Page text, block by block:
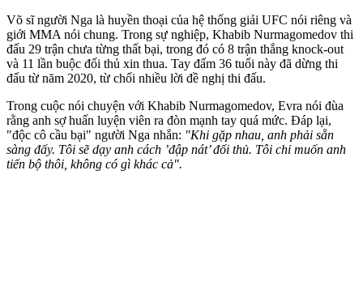
Võ sĩ người Nga là huyền thoại của hệ thống giải UFC nói riêng và
giới MMA nói chung. Trong sự nghiệp, Khabib Nurmagomedov thi
đấu 29 trận chưa từng thất bại, trong đó có 8 trận thắng knock-out
và 11 lần buộc đối thủ xin thua. Tay đấm 36 tuổi này đã dừng thi
đấu từ năm 2020, từ chối nhiều lời đề nghị thi đấu.
Trong cuộc nói chuyện với Khabib Nurmagomedov, Evra nói đùa
rằng anh sợ huấn luyện viên ra đòn mạnh tay quá mức. Đáp lại,
"độc cô cầu bại" người Nga nhắn: "Khi gặp nhau, anh phải sẵn
sàng đấy. Tôi sẽ dạy anh cách ’đập nát’ đối thủ. Tôi chỉ muốn anh
tiến bộ thôi, không có gì khác cả".